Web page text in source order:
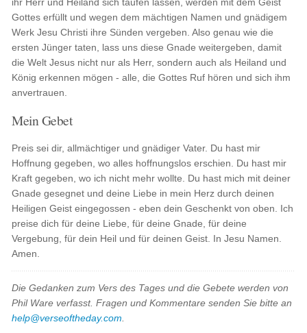
Gottes erfüllt und wegen dem mächtigen Namen und gnädigem
Werk Jesu Christi ihre Sünden vergeben. Also genau wie die
ersten Jünger taten, lass uns diese Gnade weitergeben, damit
die Welt Jesus nicht nur als Herr, sondern auch als Heiland und
König erkennen mögen - alle, die Gottes Ruf hören und sich ihm
anvertrauen.
Mein Gebet
Preis sei dir, allmächtiger und gnädiger Vater. Du hast mir
Hoffnung gegeben, wo alles hoffnungslos erschien. Du hast mir
Kraft gegeben, wo ich nicht mehr wollte. Du hast mich mit deiner
Gnade gesegnet und deine Liebe in mein Herz durch deinen
Heiligen Geist eingegossen - eben dein Geschenkt von oben. Ich
preise dich für deine Liebe, für deine Gnade, für deine
Vergebung, für dein Heil und für deinen Geist. In Jesu Namen.
Amen.
Die Gedanken zum Vers des Tages und die Gebete werden von
Phil Ware verfasst. Fragen und Kommentare senden Sie bitte an
help@verseoftheday.com